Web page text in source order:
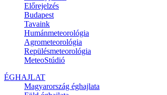
Előrejelzés
Budapest
Tavaink
Humánmeteorológia
Agrometeorológia
Repülésmeteorológia
MeteoStúdió
ÉGHAJLAT
Magyarország éghajlata